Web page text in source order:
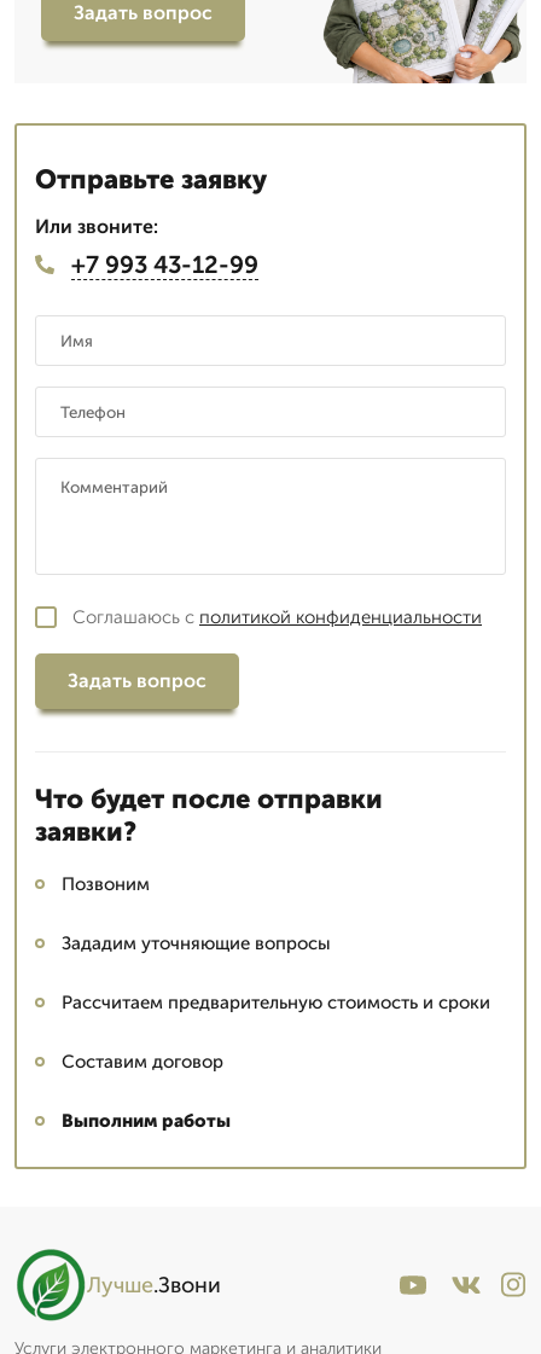
Задать вопрос
Отправьте заявку
Или звоните:
+7 993 43-12-99
Соглашаюсь с политикой конфиденциальности
Задать вопрос
Что будет после отправки
заявки?
Позвоним
Зададим уточняющие вопросы
Рассчитаем предварительную стоимость и сроки
Составим договор
Выполним работы
Лучше.Звони
Услуги электронного маркетинга и аналитики